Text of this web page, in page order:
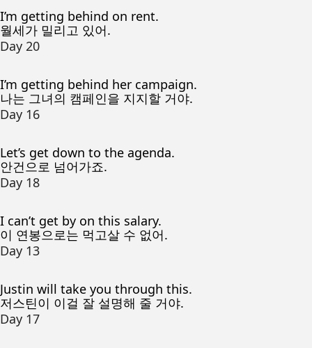
I’m getting behind on rent.
월세가 밀리고 있어.
Day 20
I’m getting behind her campaign.
나는 그녀의 캠페인을 지지할 거야.
Day 16
Let’s get down to the agenda.
안건으로 넘어가죠.
Day 18
I can’t get by on this salary.
이 연봉으로는 먹고살 수 없어.
Day 13
Justin will take you through this.
저스틴이 이걸 잘 설명해 줄 거야.
Day 17